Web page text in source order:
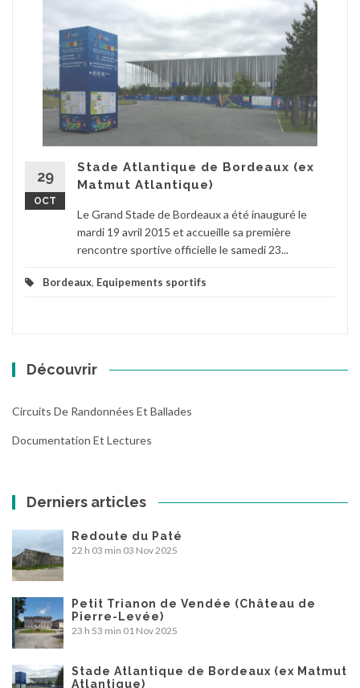
29
OCT
Stade Atlantique de Bordeaux (ex
Matmut Atlantique)
Le Grand Stade de Bordeaux a été inauguré le
mardi 19 avril 2015 et accueille sa première
rencontre sportive officielle le samedi 23...
Bordeaux, Equipements sportifs
Découvrir
Circuits De Randonnées Et Ballades
Documentation Et Lectures
Derniers articles
Redoute du Paté
22 h 03 min 03 Nov 2025
Petit Trianon de Vendée (Château de
Pierre-Levée)
23 h 53 min 01 Nov 2025
Stade Atlantique de Bordeaux (ex Matmut
Atlantique)